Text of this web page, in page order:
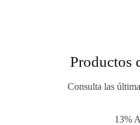
Productos
Consulta las
13%